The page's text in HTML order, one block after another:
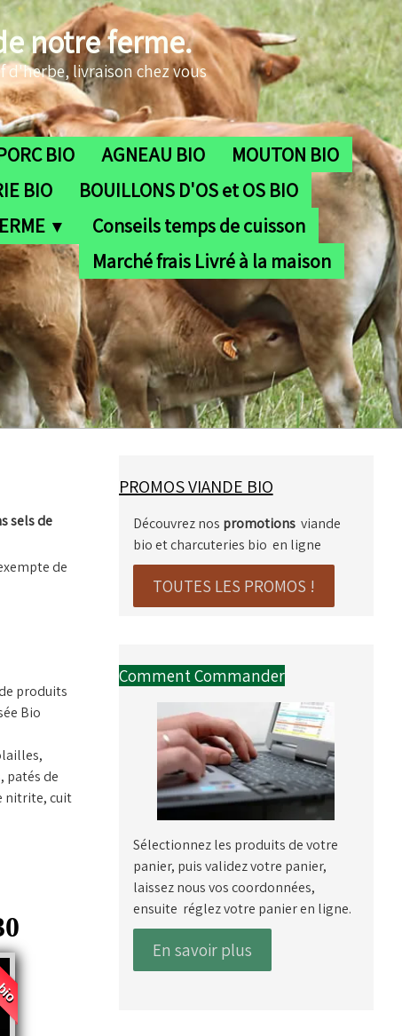
notre ferme.
d'herbe, livraison chez vous
BIO AGNEAU BIO
MOUTON BIO
BIO
BOUILLONS D'OS et OS BIO
▼
Conseils temps de cuisson
Marché frais Livré à la maison
sels de
de
produits
Bio
patés de
nitrite, cuit
PROMOS VIANDE BIO
Découvrez nos promotionsviande
bio et charcuteries bio en ligne
TOUTES LES PROMOS !
Comment Commander
Sélectionnez les produits de votre
panier, puis validez votre panier,
laissez nous vos coordonnées,
ensuite réglez votre panier en ligne.
En savoir plus